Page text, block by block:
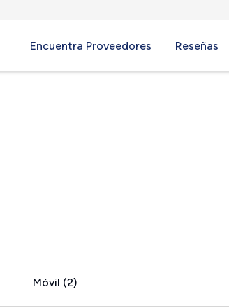
Encuentra Proveedores Reseñas
Móvil (2)